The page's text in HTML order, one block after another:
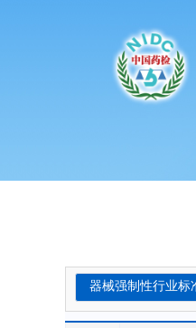
器械强制性行业标